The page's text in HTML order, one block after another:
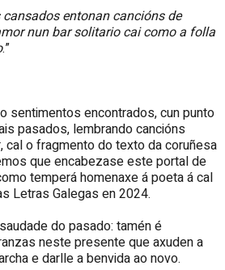
entonan cancións de
nun bar solitario cai como a folla
.
sentimentos encontrados, cun punto
pasados, lembrando cancións
cal o fragmento do texto da coruñesa
que encabezase este portal de
temperá homenaxe á poeta á cal
Letras Galegas en 2024.
do pasado: tamén é
neste presente que axuden a
e darlle a benvida ao novo.